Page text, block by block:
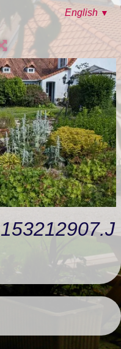
English ▼